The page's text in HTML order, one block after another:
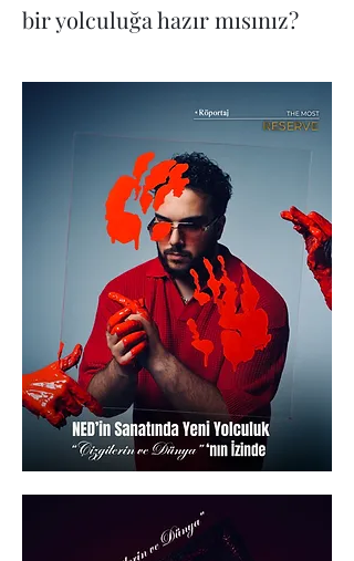
bir yolculuğa hazır mısınız?